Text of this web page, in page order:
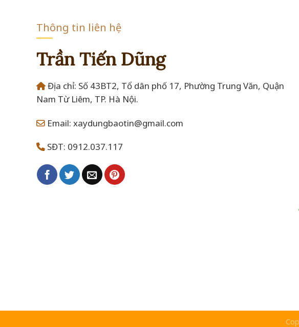
Thông tin liên hệ
Trần Tiến Dũng
Địa chỉ: Số 43BT2, Tổ dân phố 17, Phường Trung Văn, Quận
Nam Từ Liêm, TP. Hà Nội.
Email: xaydungbaotin@gmail.com
SĐT: 0912.037.117